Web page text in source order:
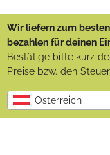
Wir liefern zum
bezahlen für deinen
Bestätige bitte kurz
Preise bzw. den
Österreich